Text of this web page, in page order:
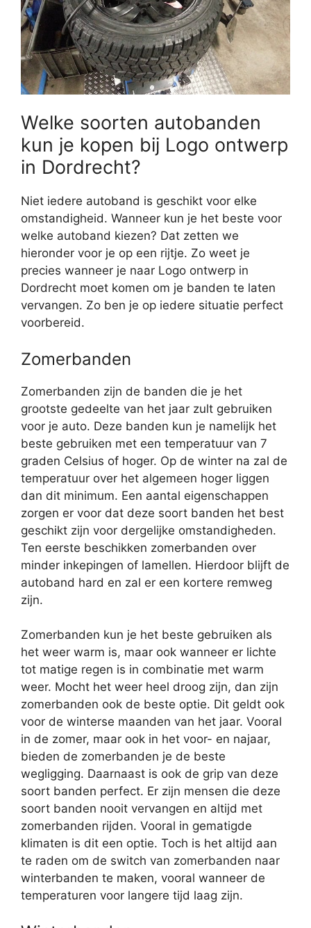
Welke soorten autobanden
kun je kopen bij Logo ontwerp
in Dordrecht?
Niet iedere autoband is geschikt voor elke
omstandigheid. Wanneer kun je het beste voor
welke autoband kiezen? Dat zetten we
hieronder voor je op een rijtje. Zo weet je
precies wanneer je naar Logo ontwerp in
Dordrecht moet komen om je banden te laten
vervangen. Zo ben je op iedere situatie perfect
voorbereid.
Zomerbanden
Zomerbanden zijn de banden die je het
grootste gedeelte van het jaar zult gebruiken
voor je auto. Deze banden kun je namelijk het
beste gebruiken met een temperatuur van 7
graden Celsius of hoger. Op de winter na zal de
temperatuur over het algemeen hoger liggen
dan dit minimum. Een aantal eigenschappen
zorgen er voor dat deze soort banden het best
geschikt zijn voor dergelijke omstandigheden.
Ten eerste beschikken zomerbanden over
minder inkepingen of lamellen. Hierdoor blijft de
autoband hard en zal er een kortere remweg
zijn.
Zomerbanden kun je het beste gebruiken als
het weer warm is, maar ook wanneer er lichte
tot matige regen is in combinatie met warm
weer. Mocht het weer heel droog zijn, dan zijn
zomerbanden ook de beste optie. Dit geldt ook
voor de winterse maanden van het jaar. Vooral
in de zomer, maar ook in het voor- en najaar,
bieden de zomerbanden je de beste
wegligging. Daarnaast is ook de grip van deze
soort banden perfect. Er zijn mensen die deze
soort banden nooit vervangen en altijd met
zomerbanden rijden. Vooral in gematigde
klimaten is dit een optie. Toch is het altijd aan
te raden om de switch van zomerbanden naar
winterbanden te maken, vooral wanneer de
temperaturen voor langere tijd laag zijn.